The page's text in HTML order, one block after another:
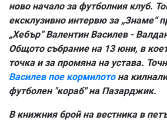
ново начало за футболния клуб.
ексклузивно интервю за „Знаме“
„Хебър“ Валентин Василев -
Общото събрание на 13 юни, в
точка и за промяна на устава.
Василев пое кормилотона
футболен "кораб" на Пазарджик.
В книжния брой на вестника в